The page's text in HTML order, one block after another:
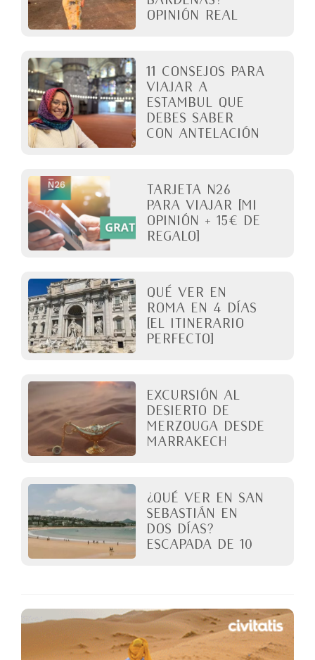
Opinión real
11 Consejos para
viajar a
Estambul que
debes saber
con antelación
Tarjeta N26
para viajar [Mi
opinión + 15€ de
regalo]
QUÉ VER EN
ROMA en 4 días
[El itinerario
perfecto]
Excursión al
desierto de
Merzouga desde
Marrakech
¿Qué ver en San
Sebastián en
dos días?
Escapada de 10